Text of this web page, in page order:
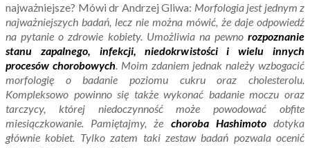
najważniejsze? Mówi dr Andrzej Gliwa: Morfologia jest jednym z
najważniejszych badań, lecz nie można mówić, że daje odpowiedź
na pytanie o zdrowie kobiety. Umożliwia na pewno rozpoznanie
stanu zapalnego, infekcji, niedokrwistości i wielu innych
procesów chorobowych. Moim zdaniem jednak należy wzbogacić
morfologię o badanie poziomu cukru oraz cholesterolu.
Kompleksowo powinno się także wykonać badanie moczu oraz
tarczycy, której niedoczynność może powodować obfite
miesiączkowanie. Pamiętajmy, że choroba Hashimotodotyka
głównie kobiet. Tylko zatem taki zestaw badań pozwala ocenić